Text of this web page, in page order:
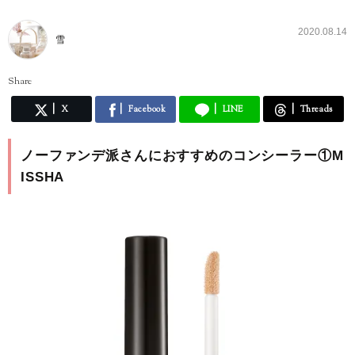
雪
2020.08.14
Share
X Facebook LINE Threads
ノーファンデ派さんにおすすめのコンシーラー①M
ISSHA